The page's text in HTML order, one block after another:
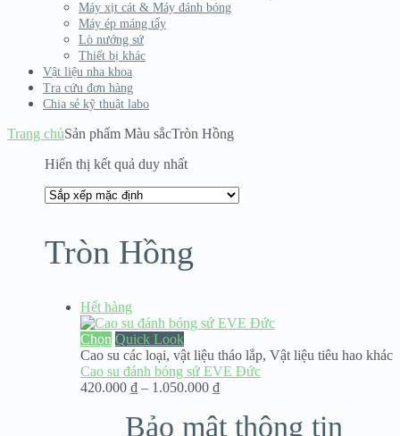
Máy xịt cát & Máy đánh bóng
Máy ép máng tẩy
Lò nướng sứ
Thiết bị khác
Vật liệu nha khoa
Tra cứu đơn hàng
Chia sẻ kỹ thuật labo
Trang chủSản phẩm Màu sắcTròn Hồng
Hiển thị kết quả duy nhất
Tròn Hồng
Hết hàng
Chọn Quick Look
Cao su các loại, vật liệu tháo lắp, Vật liệu tiêu hao khác
Cao su đánh bóng sứ EVE Đức
420.000 ₫ – 1.050.000 ₫Khoảng
từ
Bảo mật thông tin